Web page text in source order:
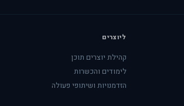
ליוצרים
קהילת יוצרים תוכן
לימודים והכשרות
הזדמנויות ושיתופי פעולה